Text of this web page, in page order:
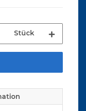
Stück